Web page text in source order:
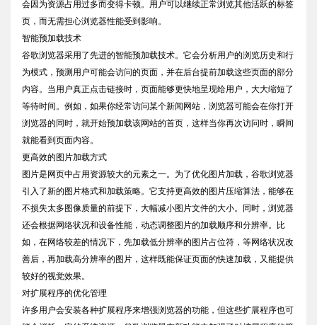
会因为资源占用过多而变得卡顿。用户可以继续正常浏览其他活跃的标签
页，而无需担心浏览器性能受到影响。
智能预加载技术
谷歌浏览器采用了先进的智能预加载技术。它会分析用户的浏览历史和行
为模式，预测用户可能会访问的页面，并在后台提前加载这些页面的部分
内容。当用户真正点击链接时，页面能够更快地呈现给用户，大大缩短了
等待时间。例如，如果你经常访问某个新闻网站，浏览器可能会在你打开
浏览器的同时，就开始预加载该网站的首页，这样当你再次访问时，瞬间
就能看到页面内容。
更高效的图片加载方式
图片是网页中占用资源较大的元素之一。为了优化图片加载，谷歌浏览器
引入了新的图片格式和加载策略。它支持更高效的图片压缩算法，能够在
不损失太多图像质量的前提下，大幅减小图片文件的大小。同时，浏览器
还会根据网络状况和设备性能，动态调整图片的加载顺序和分辨率。比
如，在网络较差的情况下，先加载低分辨率的图片占位符，等网络状况改
善后，再加载高分辨率的图片，这样既能保证页面的快速加载，又能提供
较好的视觉效果。
对扩展程序的优化管理
许多用户会安装各种扩展程序来增强浏览器的功能，但这些扩展程序也可